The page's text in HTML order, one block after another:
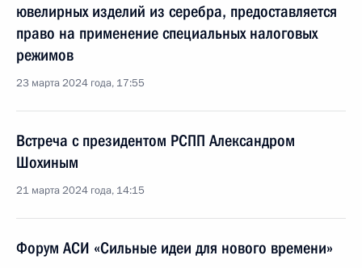
ювелирных изделий из серебра, предоставляется
право на применение специальных налоговых
режимов
23 марта 2024 года, 17:55
Встреча с президентом РСПП Александром
Шохиным
21 марта 2024 года, 14:15
Форум АСИ «Сильные идеи для нового времени»